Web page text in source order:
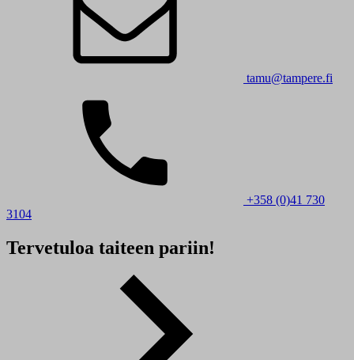
tamu@tampere.fi
+358 (0)41 730
3104
Tervetuloa taiteen pariin!